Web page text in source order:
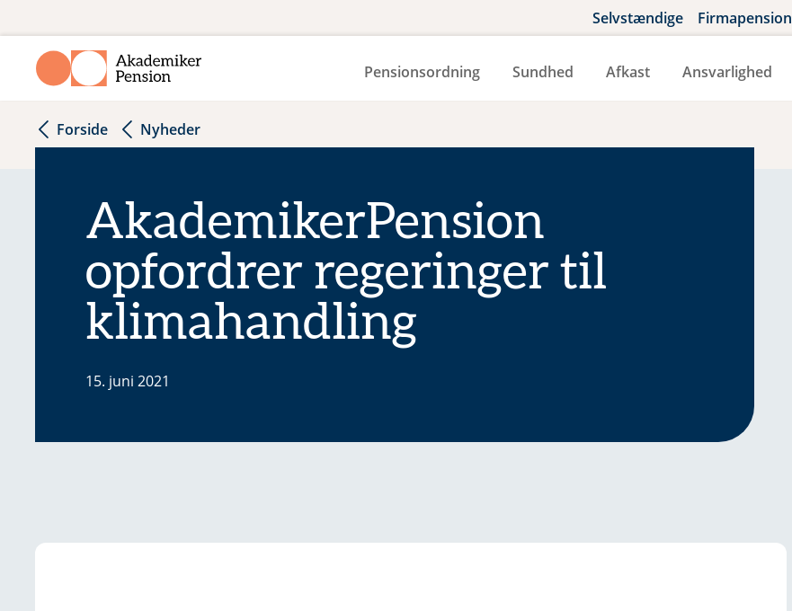
Selvstændige Firmapension
Pensionsordning Sundhed Afkast Ansvarlighed
Forside Nyheder
AkademikerPension
opfordrer regeringer til
klimahandling
15. juni 2021